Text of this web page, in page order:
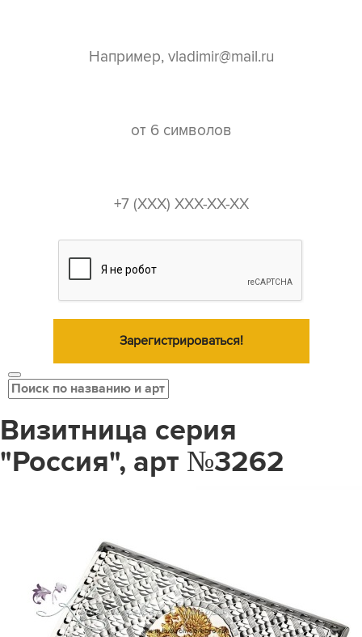
Зарегистрироваться!
Визитница серия
"Россия", арт №3262